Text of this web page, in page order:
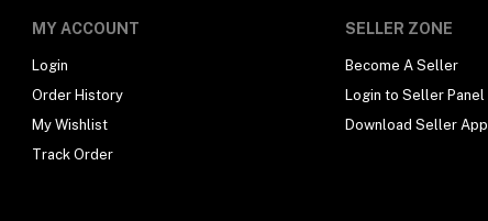
MY ACCOUNT
Login
Order History
My Wishlist
Track Order
SELLER ZONE
Become A Seller
Login to Seller Panel
Download Seller App